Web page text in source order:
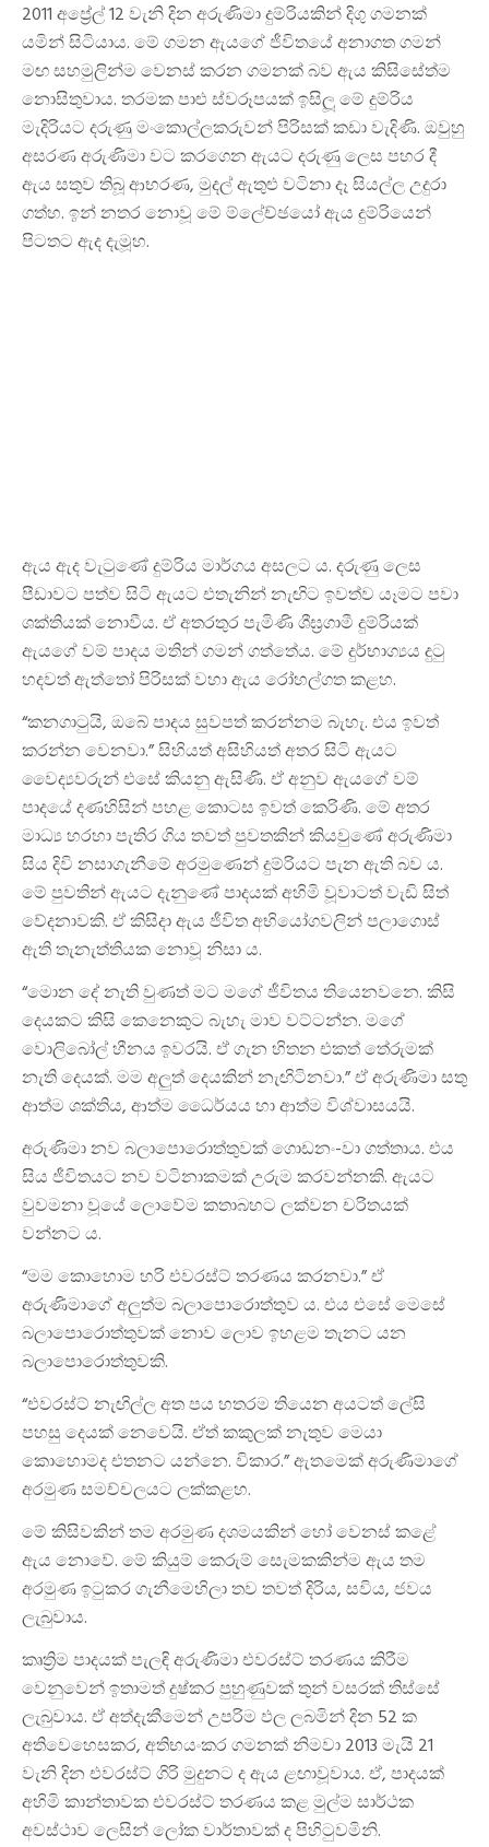
2011 අප්‍රේල් 12 වැනි දින අරුණිමා දුම්රියකින් දිගු ගමනක්
යමින් සිටියාය. මේ ගමන ඇයගේ ජීවිතයේ අනාගත ගමන්
මඟ සහමුලින්ම වෙනස් කරන ගමනක් බව ඇය කිසිසේත්ම
නොසිතුවාය. තරමක පාළු ස්වරූපයක් ඉසිලූ මේ දුම්රිය
මැදිරියට දරුණු මංකොල්ලකරුවන් පිරිසක් කඩා වැදිණි. ඔවුහු
අසරණ අරුණිමා වට කරගෙන ඇයට දරුණු ලෙස පහර දී
ඇය සතුව තිබූ ආභරණ, මුදල් ඇතුළු වටිනා දෑ සියල්ල උදුරා
ගත්හ. ඉන් නතර නොවූ මේ ම්ලේච්ඡයෝ ඇය දුම්රියෙන්
පිටතට ඇද දැමූහ.
ඇය ඇද වැටුණේ දුම්රිය මාර්ගය අසලට ය. දරුණු ලෙස
පීඩාවට පත්ව සිටි ඇයට එතැනින් නැඟිට ඉවත්ව යෑමට පවා
ශක්තියක් නොවීය. ඒ අතරතුර පැමිණි ශීඝ්‍රගාමී දුම්රියක්
ඇයගේ වම් පාදය මතින් ගමන් ගත්තේය. මේ දුර්භාග්‍යය දුටු
හදවත් ඇත්තෝ පිරිසක් වහා ඇය රෝහල්ගත කළහ.
“කනගාටුයි, ඔබේ පාදය සුවපත් කරන්නම බැහැ. එය ඉවත්
කරන්න වෙනවා.” සිහියත් අසිහියත් අතර සිටි ඇයට
වෛද්‍යවරුන් එසේ කියනු ඇසිණි. ඒ අනුව ඇයගේ වම්
පාදයේ දණහිසින් පහළ කොටස ඉවත් කෙරිණි. මේ අතර
මාධ්‍ය හරහා පැතිර ගිය තවත් පුවතකින් කියවුණේ අරුණිමා
සිය දිවි නසාගැනීමේ අරමුණෙන් දුම්රියට පැන ඇති බව ය.
මේ පුවතින් ඇයට දැනුණේ පාදයක් අහිමි වූවාටත් වැඩි සිත්
වේදනාවකි. ඒ කිසිදා ඇය ජීවිත අභියෝගවලින් පලාගොස්
ඇති තැනැත්තියක නොවූ නිසා ය.
“මොන දේ නැති වුණත් මට මගේ ජීවිතය තියෙනවනෙ. කිසි
දෙයකට කිසි කෙනෙකුට බැහැ මාව වට්ටන්න. මගේ
වොලිබෝල් හීනය ඉවරයි. ඒ ගැන හිතන එකත් තේරුමක්
නැති දෙයක්. මම අලුත් දෙයකින් නැඟිටිනවා.” ඒ අරුණිමා සතු
ආත්ම ශක්තිය, ආත්ම ධෛර්යය හා ආත්ම විශ්වාසයයි.
අරුණිමා නව බලාපොරොත්තුවක් ගොඩනං-වා ගත්තාය. එය
සිය ජීවිතයට නව වටිනාකමක් උරුම කරවන්නකි. ඇයට
වුවමනා වූයේ ලොවේම කතාබහට ලක්වන චරිතයක්
වන්නට ය.
“මම කොහොම හරි එවරස්ට් තරණය කරනවා.” ඒ
අරුණිමාගේ අලුත්ම බලාපොරොත්තුව ය. එය එසේ මෙසේ
බලාපොරොත්තුවක් නොව ලොව ඉහළම තැනට යන
බලාපොරොත්තුවකි.
“එවරස්ට් නැඟිල්ල අත පය හතරම තියෙන අයටත් ලේසි
පහසු දෙයක් නෙවෙයි. ඒත් කකුලක් නැතුව මෙයා
කොහොමද එතනට යන්නෙ. විකාර.” ඇතමෙක් අරුණිමාගේ
අරමුණ සමච්චලයට ලක්කළහ.
මේ කිසිවකින් තම අරමුණ දශමයකින් හෝ වෙනස් කළේ
ඇය නොවේ. මේ කියුම් කෙරුම් සැ‍ෙමකකින්ම ඇය තම
අරමුණ ඉටුකර ගැනීමෙහිලා තව තවත් දිරිය, සවිය, ජවය
ලැබුවාය.
කෘත්‍රිම පාදයක් පැලඳි අරුණිමා එවරස්ට් තරණය කිරීම
වෙනුවෙන් ඉතාමත් දුෂ්කර පුහුණුවක් තුන් වසරක් තිස්සේ
ලැබුවාය. ඒ අත්දැකීමෙන් උපරිම ඵල ලබමින් දින 52 ක
අතිවෙහෙසකර, අතිභයංකර ගමනක් නිමවා 2013 මැයි 21
වැනි දින එවරස්ට් ගිරි මුදුනට ද ඇය ළඟාවූවාය. ඒ, පාදයක්
අහිමි කාන්තාවක එවරස්ට් තරණය කළ මුල්ම සාර්ථක
අවස්ථාව ලෙසින් ලෝක වාර්තාවක් ද පිහිටුවමිනි.